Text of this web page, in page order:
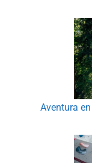
Aventura